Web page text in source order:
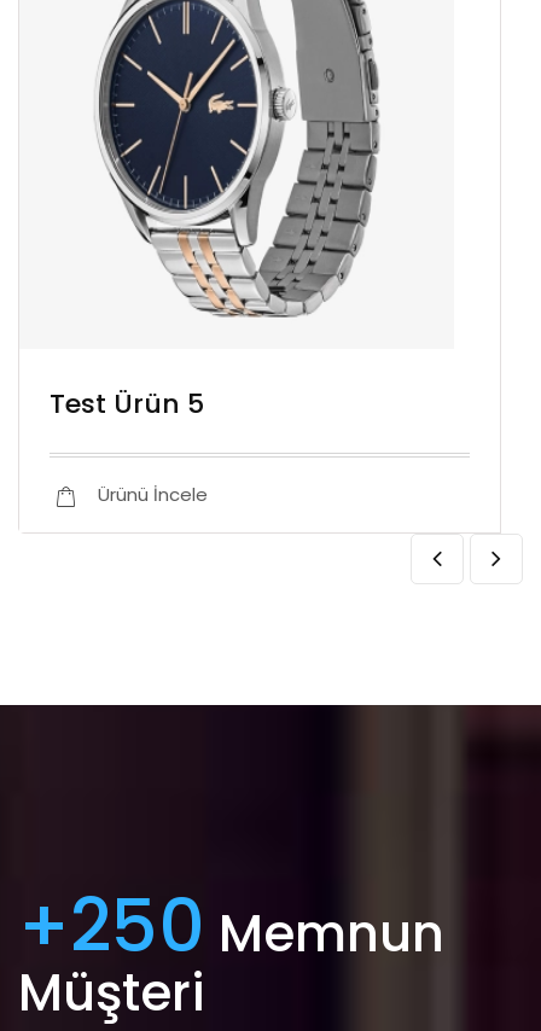
Test Ürün 5
Ürünü İncele
+250 Memnun
Müşteri